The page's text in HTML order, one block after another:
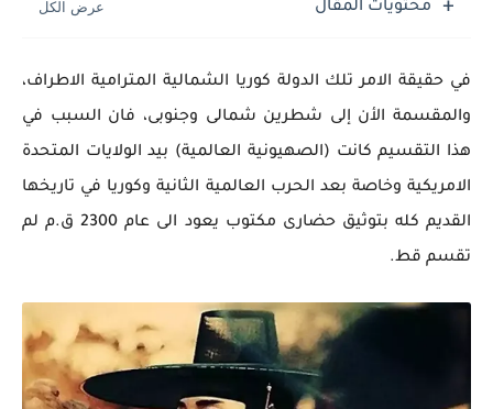
محتويات المقال
في حقيقة الامر تلك الدولة كوريا الشمالية المترامية الاطراف،
والمقسمة الأن إلى شطرين شمالى وجنوبى، فان السبب في
هذا التقسيم كانت (الصهيونية العالمية) بيد الولايات المتحدة
الامريكية وخاصة بعد الحرب العالمية الثانية وكوريا في تاريخها
القديم كله بتوثيق حضارى مكتوب يعود الى عام 2300 ق.م لم
تقسم قط.